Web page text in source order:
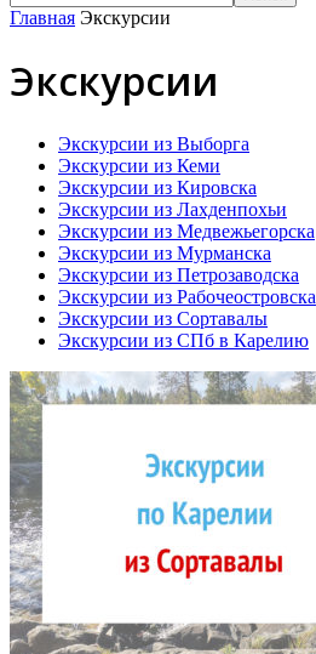
Главная Экскурсии
Экскурсии
Экскурсии из Выборга
Экскурсии из Кеми
Экскурсии из Кировска
Экскурсии из Лахденпохьи
Экскурсии из Медвежьегорска
Экскурсии из Мурманска
Экскурсии из Петрозаводска
Экскурсии из Рабочеостровска
Экскурсии из Сортавалы
Экскурсии из СПб в Карелию